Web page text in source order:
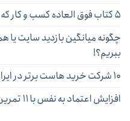
۵ کتاب فوق العاده کسب و کار که میلرلایت را خلق کرد
ببریم؟!
۱۰ شرکت خرید هاست برتر در ایران
افزایش اعتماد به نفس با ۱۱ تمرین کاربردی